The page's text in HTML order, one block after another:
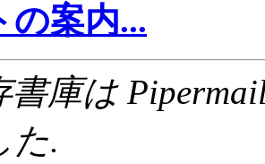
の案内...
書庫は
た.